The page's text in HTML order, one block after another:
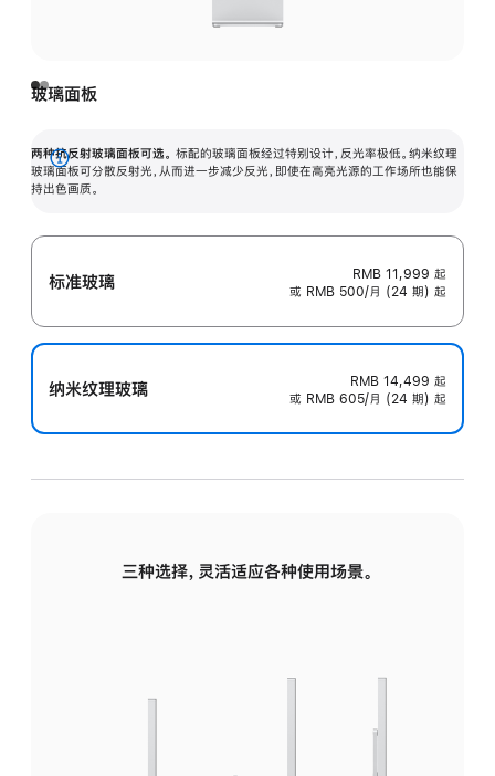
玻璃面板
两种抗反射玻璃面板可选。 标配的玻璃面板经过特别设计，反光率极低。纳米纹理
玻璃面板可分散反射光，从而进一步减少反光，即使在高亮光源的工作场所也能保
持出色画质。
展
开
标准玻璃 RMB 11,999 起
或 RMB 500/月 (24 期) 起
纳米纹理玻璃 RMB 14,499 起
或 RMB 605/月 (24 期) 起
三种选择，灵活适应各种使用场景。